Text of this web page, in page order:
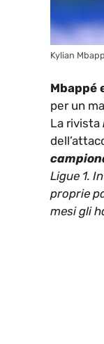
Kylian
Mbappé
per un
La rivista
Ligue 1.
proprie
mesi gli